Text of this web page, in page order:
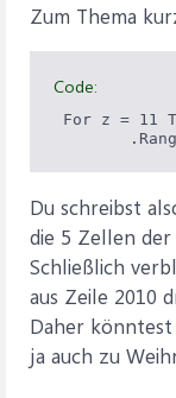
Zum Thema
Code:
For z = 11
Du schreibst
die 5 Zellen der
Schließlich
aus Zeile 2010
Daher könntest
ja auch zu